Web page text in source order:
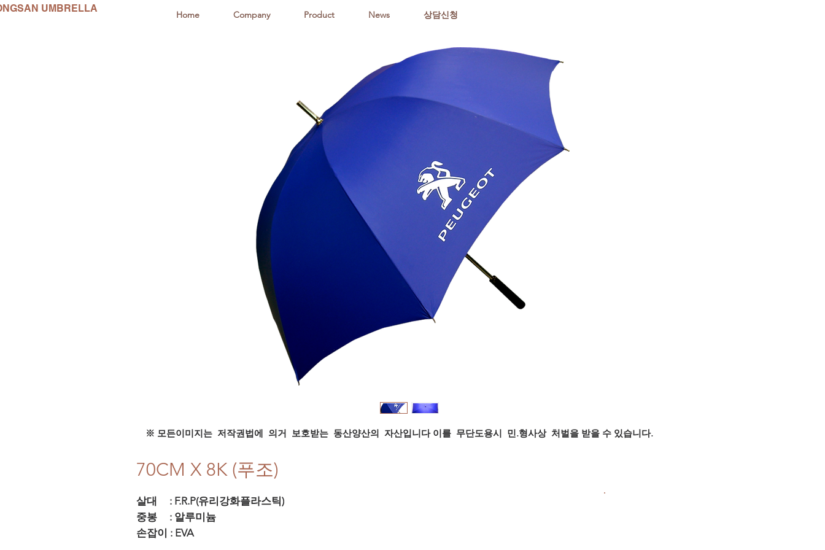
UMBRELLA
Home Company Product News 상담신청
70CM X 8K (푸조)
살대 : F.R.P(유리강화플라스틱)
중봉 : 알루미늄
손잡이 : EVA
.
※ 모든이미지는 저작권법에 의거 보호받는 동산양산의 자산입니다이를 무단도용시 민.형사상 처벌을 받을 수 있습니다.